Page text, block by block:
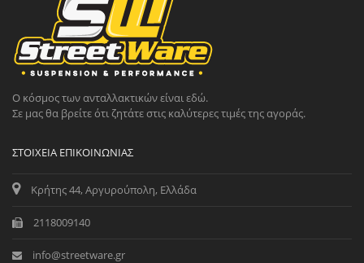
Ο κόσμος των ανταλλακτικών είναι εδώ.
Σε μας θα βρείτε ότι ζητάτε στις καλύτερες τιμές της αγοράς.
ΣΤΟΙΧΕΊΑ ΕΠΙΚΟΙΝΩΝΊΑΣ
Κρήτης 44, Αργυρούπολη, Ελλάδα
2118009140
info@streetware.gr